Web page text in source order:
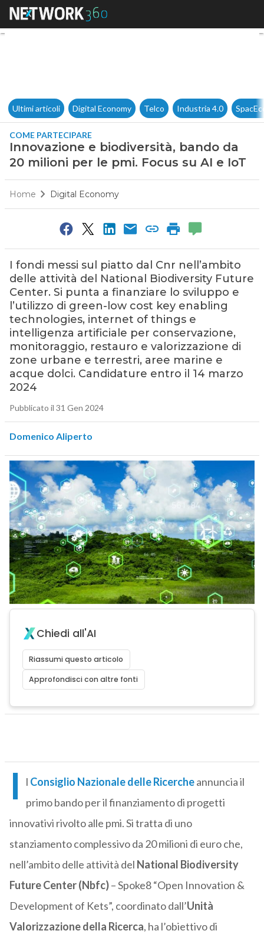
Innovazione e biodiversità,
Ultimi articoli Digital Economy Telco Industria 4.0
COME PARTECIPARE
Innovazione e biodiversità, bando da
20 milioni per le pmi. Focus su AI e IoT
Home Digital Economy
I fondi messi sul piatto dal Cnr nell’ambito
delle attività del National Biodiversity Future
Center. Si punta a finanziare lo sviluppo e
l’utilizzo di green-low cost key enabling
technologies, internet of things e
intelligenza artificiale per conservazione,
monitoraggio, restauro e valorizzazione di
zone urbane e terrestri, aree marine e
acque dolci. Candidature entro il 14 marzo
2024
Pubblicato il 31 Gen 2024
Domenico Aliperto
Chiedi all'AI
Riassumi questo articolo
Approfondisci con altre fonti
I l Consiglio Nazionale delle Ricercheannuncia il
primo bando per il finanziamento di progetti
innovativi rivolto alle pmi. Si tratta di uno
stanziamento complessivo da 20 milioni di euro che,
nell’ambito delle attività del National Biodiversity
Future Center (Nbfc)– Spoke8 “Open Innovation &
Development of Kets”, coordinato dall’Unità
Valorizzazione della Ricerca, ha l’obiettivo di